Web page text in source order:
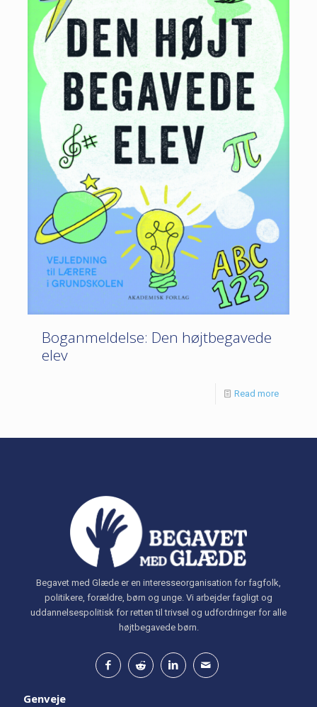
Boganmeldelse: Den højtbegavede
elev
Read more
Begavet med Glæde er en interesseorganisation for fagfolk,
politikere, forældre, børn og unge. Vi arbejder fagligt og
uddannelsespolitisk for retten til trivsel og udfordringer for alle
højtbegavede børn.
Genveje